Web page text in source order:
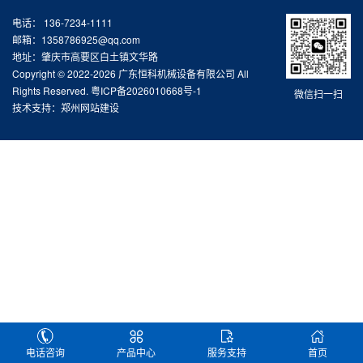
微信扫一扫
电话： 136-7234-1111
邮箱：1358786925@qq.com
地址：肇庆市高要区白土镇文华路
Copyright © 2022-2026 广东恒科机械设备有限公司 All
Rights Reserved. 粤ICP备2026010668号-1
技术支持： 郑州网站建设
电话咨询 产品中心 服务支持 首页